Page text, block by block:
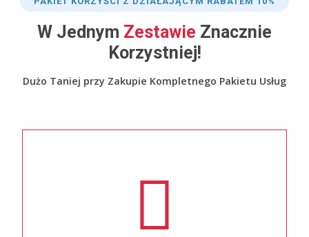
W Jednym Zestawie Znacznie
Korzystniej!
Dużo Taniej przy Zakupie Kompletnego Pakietu Usług